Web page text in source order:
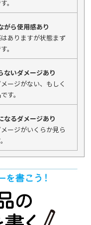
。
がら使用感あり
ありますが状態まず
。
ないダメージあり
ージがない、もしく
す。
なるダメージあり
ージがいくらか見ら